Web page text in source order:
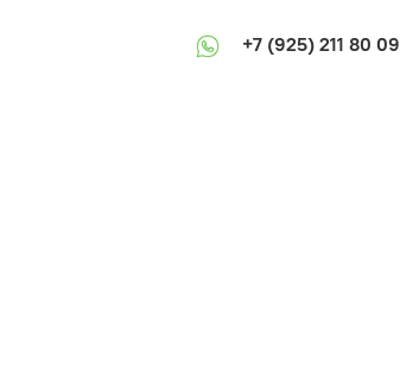
+7 (925) 211 80 09